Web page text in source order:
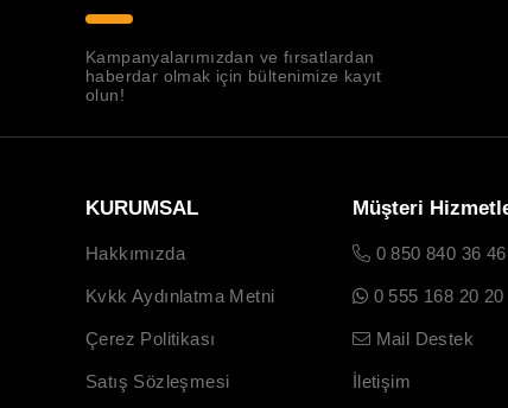
Kampanyalarımızdan ve fırsatlardan
haberdar olmak için bültenimize kayıt
olun!
KURUMSAL
Hakkımızda
Kvkk Aydınlatma Metni
Çerez Politikası
Satış Sözleşmesi
Müşteri
0 850 840 36 46
0 555 168 20 20
Mail Destek
İletişim